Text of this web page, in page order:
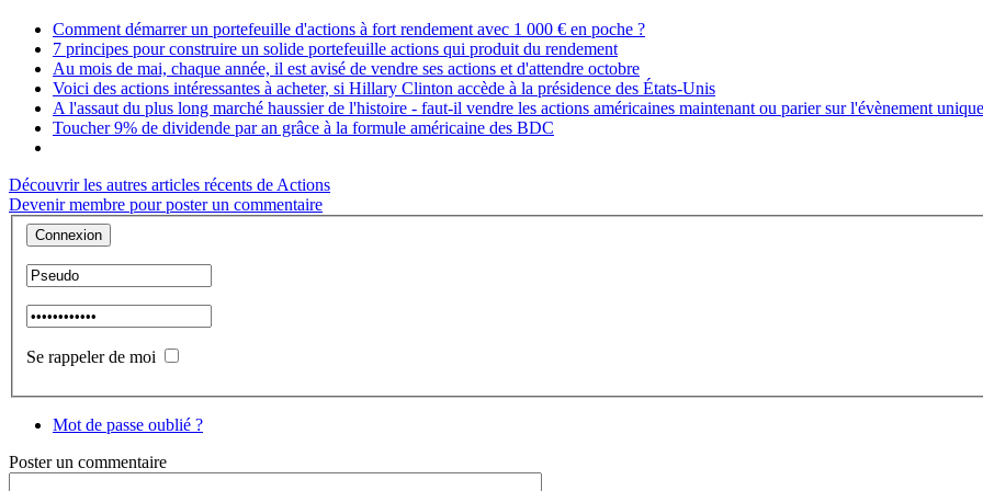
Comment démarrer un portefeuille d'actions à fort rendement avec 1 000 € en poche ?
7 principes pour construire un solide portefeuille actions qui produit du rendement
Au mois de mai, chaque année, il est avisé de vendre ses actions et d'attendre octobre
Voici des actions intéressantes à acheter, si Hillary Clinton accède à la présidence des États-Unis
A l'assaut du plus long marché haussier de l'histoire - faut-il vendre les actions américaines maintenant ou parier sur l'évènement
Toucher 9% de dividende par an grâce à la formule américaine des BDC
Découvrir les autres articles récents de Actions
Devenir membre pour poster un commentaire
Se rappeler de moi
Mot de passe oublié ?
Posterun commentaire